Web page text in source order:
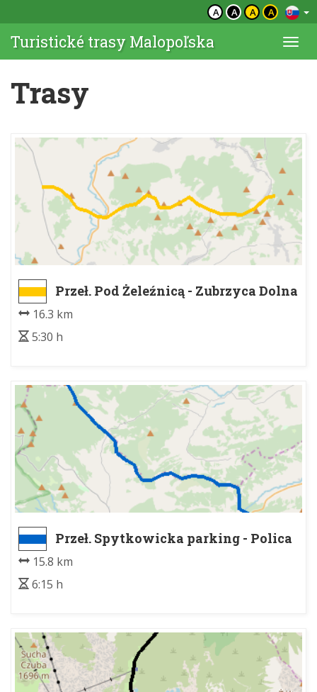
A A A A
Turistické trasy Malopoľska
Trasy
Przeł. Pod Żeleźnicą - Zubrzyca Dolna
16.3 km
5:30 h
Przeł. Spytkowicka parking - Polica
15.8 km
6:15 h